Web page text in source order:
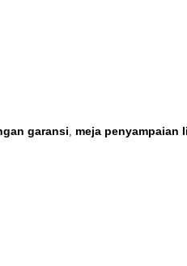
garansi, meja penyampaian